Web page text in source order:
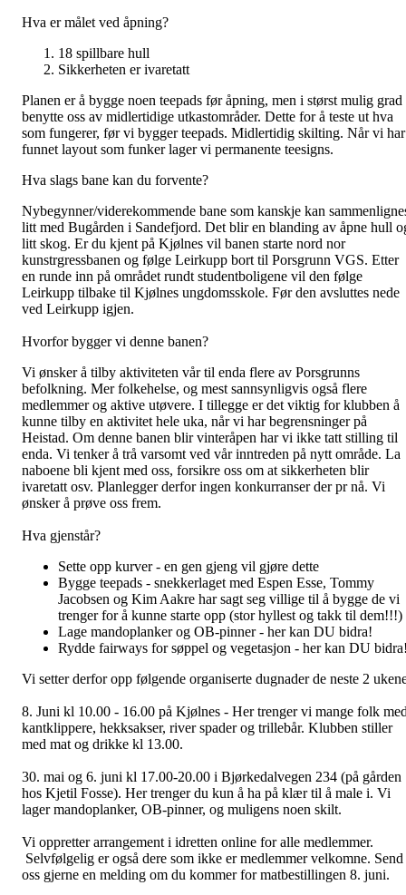
Hva er målet ved åpning?
18 spillbare hull
Sikkerheten er ivaretatt
Planen er å bygge noen teepads før åpning, men i størst mulig grad
benytte oss av midlertidige utkastområder. Dette for å teste ut hva
som fungerer, før vi bygger teepads. Midlertidig skilting. Når vi har
funnet layout som funker lager vi permanente teesigns.
Hva slags bane kan du forvente?
Nybegynner/viderekommende bane som kanskje kan
litt med Bugården i Sandefjord. Det blir en blanding av åpne hull
litt skog. Er du kjent på Kjølnes vil banen starte nord nor
kunstrgressbanen og følge Leirkupp bort til Porsgrunn VGS. Etter
en runde inn på området rundt studentboligene vil den følge
Leirkupp tilbake til Kjølnes ungdomsskole. Før den avsluttes nede
ved Leirkupp igjen.
Hvorfor bygger vi denne banen?
Vi ønsker å tilby aktiviteten vår til enda flere av Porsgrunns
befolkning. Mer folkehelse, og mest sannsynligvis også flere
medlemmer og aktive utøvere. I tillegge er det viktig for klubben å
kunne tilby en aktivitet hele uka, når vi har begrensninger på
Heistad. Om denne banen blir vinteråpen har vi ikke tatt stilling til
enda. Vi tenker å trå varsomt ved vår inntreden på nytt område. La
naboene bli kjent med oss, forsikre oss om at sikkerheten blir
ivaretatt osv. Planlegger derfor ingen konkurranser der pr nå. Vi
ønsker å prøve oss frem.
Hva gjenstår?
Sette opp kurver - en gen gjeng vil gjøre dette
Bygge teepads - snekkerlaget med Espen Esse, Tommy
Jacobsen og Kim Aakre har sagt seg villige til å bygge de vi
trenger for å kunne starte opp (stor hyllest og takk til dem!!!)
Lage mandoplanker og OB-pinner - her kan DU bidra!
Rydde fairways for søppel og vegetasjon - her kan DU
Vi setter derfor opp følgende organiserte dugnader de neste 2
8. Juni kl 10.00 - 16.00 på Kjølnes - Her trenger vi mange folk
kantklippere, hekksakser, river spader og trillebår. Klubben stiller
med mat og drikke kl 13.00.
30. mai og 6. juni kl 17.00-20.00 i Bjørkedalvegen 234 (på gården
hos Kjetil Fosse). Her trenger du kun å ha på klær til å male i. Vi
lager mandoplanker, OB-pinner, og muligens noen skilt.
Vi oppretter arrangement i idretten online for alle medlemmer.
Selvfølgelig er også dere som ikke er medlemmer velkomne. Send
oss gjerne en melding om du kommer for matbestillingen 8. juni.